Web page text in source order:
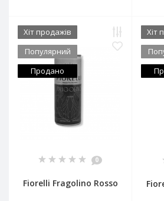
Хіт продажів
Популярний
Продано
0
Fiorelli Fragolino Rosso
Хіт